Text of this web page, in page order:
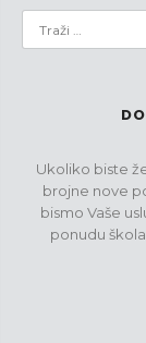
Ukoliko biste
brojne nove
bismo Vaše
ponudu